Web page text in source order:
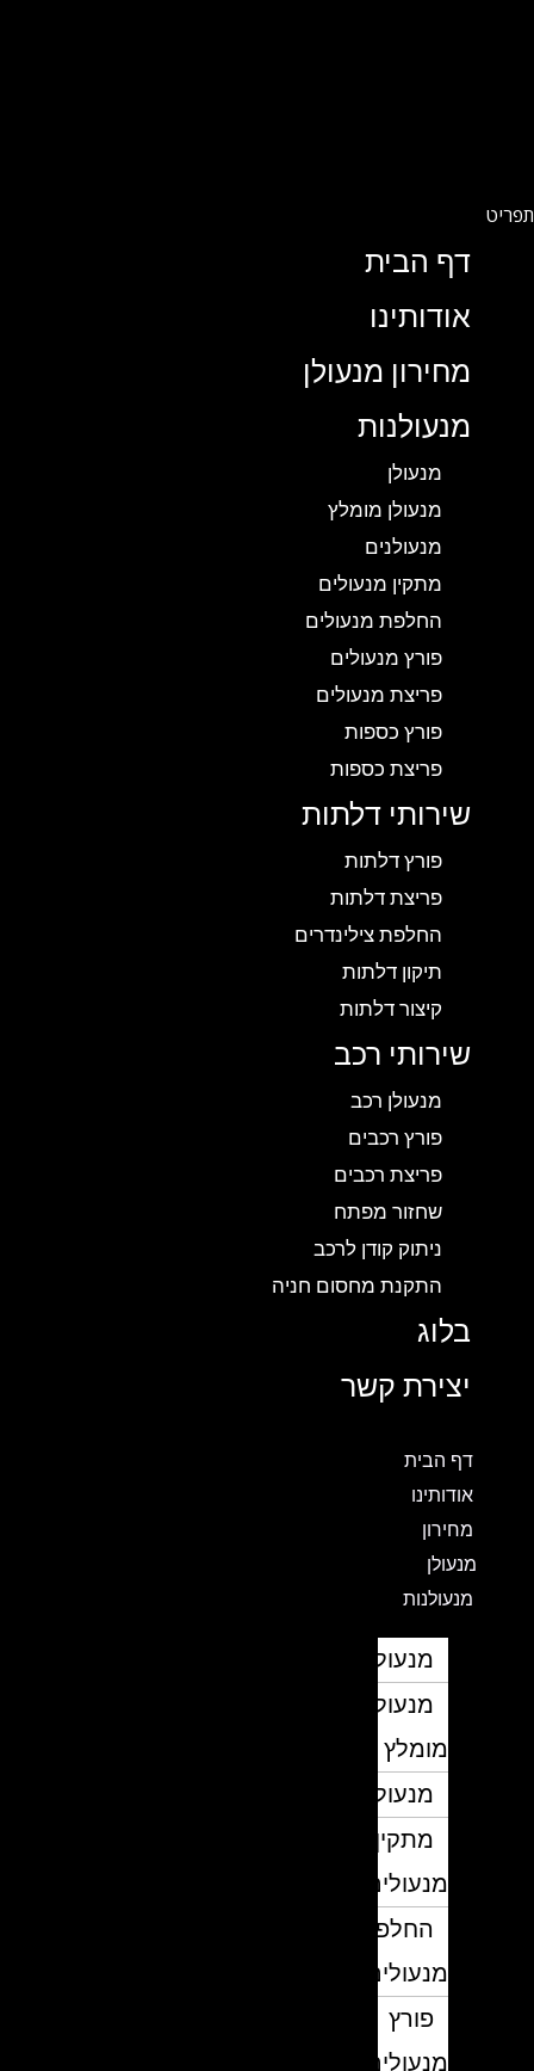
דף הבית
אודותינו
מחירון מנעולן
מנעולנות
מנעולן
מנעולן מומלץ
מנעולנים
מתקין מנעולים
החלפת מנעולים
פורץ מנעולים
פריצת מנעולים
פורץ כספות
פריצת כספות
שירותי דלתות
פורץ דלתות
פריצת דלתות
החלפת צילינדרים
תיקון דלתות
קיצור דלתות
שירותי רכב
מנעולן רכב
פורץ רכבים
פריצת רכבים
שחזור מפתח
ניתוק קודן לרכב
התקנת מחסום חניה
בלוג
יצירת קשר
דף הבית
אודותינו
מחירון
מנעולן
מנעולנות
מנעולן
מנעולן
מומלץ
מנעולנים
מתקין
מנעולים
החלפת
מנעולים
פורץ
מנעולים